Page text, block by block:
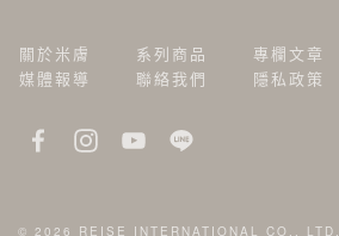
關於米膚 系列商品 專欄文章
媒體報導
聯絡我們 隱私政策
© 2026 REISE INTERNATIONAL CO., LTD.